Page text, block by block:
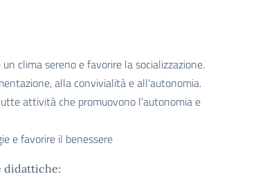
clima sereno e favorire la socializzazione.
alla convivialità e all'autonomia.
attività che promuovono l'autonomia e
e favorire il benessere
didattiche: